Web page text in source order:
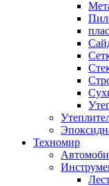
Техномир